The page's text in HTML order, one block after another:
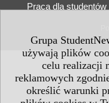
Grupa
używają plików
celu realizacji
reklamowych
określić warunki
Praca dla studentów